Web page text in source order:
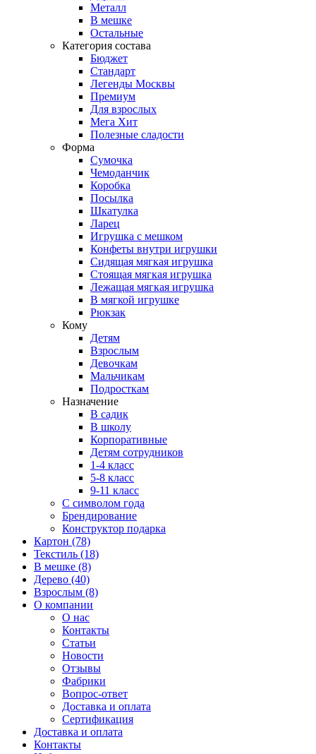
Металл
В мешке
Остальные
Категория состава
Бюджет
Стандарт
Легенды Москвы
Премиум
Для взрослых
Мега Хит
Полезные сладости
Форма
Сумочка
Чемоданчик
Коробка
Посылка
Шкатулка
Ларец
Игрушка с мешком
Конфеты внутри игрушки
Сидящая мягкая игрушка
Стоящая мягкая игрушка
Лежащая мягкая игрушка
В мягкой игрушке
Рюкзак
Кому
Детям
Взрослым
Девочкам
Мальчикам
Подросткам
Назначение
В садик
В школу
Корпоративные
Детям сотрудников
1-4 класс
5-8 класс
9-11 класс
С символом года
Брендирование
Конструктор подарка
Картон (78)
Текстиль (18)
В мешке (8)
Дерево (40)
Взрослым (8)
О компании
О нас
Контакты
Статьи
Новости
Отзывы
Фабрики
Вопрос-ответ
Доставка и оплата
Сертификация
Доставка и оплата
Контакты